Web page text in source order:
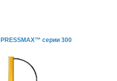
PRESSMAX™ серии 300